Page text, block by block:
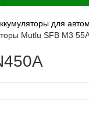
для
Mutlu SFB M3